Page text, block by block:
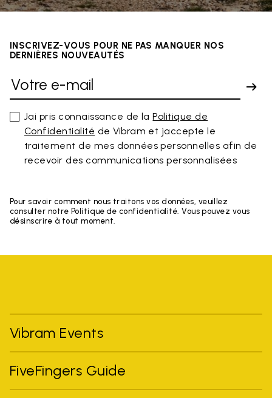
INSCRIVEZ-VOUS POUR NE PAS MANQUER NOS
DERNIÈRES NOUVEAUTÉS
Jai pris connaissance de laPolitique de
Confidentialité de Vibram et jaccepte le
traitement de mes données personnelles afin de
recevoir des communications personnalisées
Pour savoir comment nous traitons vos données, veuillez
consulter notre Politique de confidentialité. Vous pouvez vous
désinscrire à tout moment.
Vibram Events
FiveFingers Guide